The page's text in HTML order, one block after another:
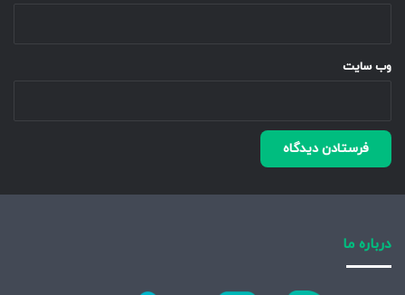
وب‌ سایت
درباره ما